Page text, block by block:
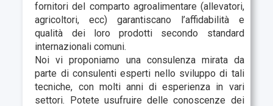
fornitori del comparto agroalimentare (allevatori,
agricoltori, ecc) garantiscano l’affidabilità e
qualità dei loro prodotti secondo standard
internazionali comuni.
Noi vi proponiamo una consulenza mirata da
parte di consulenti esperti nello sviluppo di tali
tecniche, con molti anni di esperienza in vari
settori. Potete usufruire delle conoscenze dei